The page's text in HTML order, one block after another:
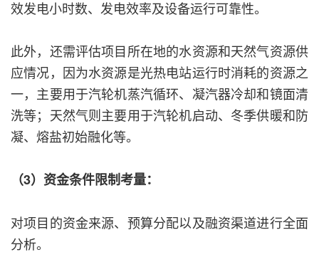
效发电小时数、发电效率及设备运行可靠性。
此外，还需评估项目所在地的水资源和天然气资源供
应情况，因为水资源是光热电站运行时消耗的资源之
一，主要用于汽轮机蒸汽循环、凝汽器冷却和镜面清
洗等；天然气则主要用于汽轮机启动、冬季供暖和防
凝、熔盐初始融化等。
（3）资金条件限制考量：
对项目的资金来源、预算分配以及融资渠道进行全面
分析。